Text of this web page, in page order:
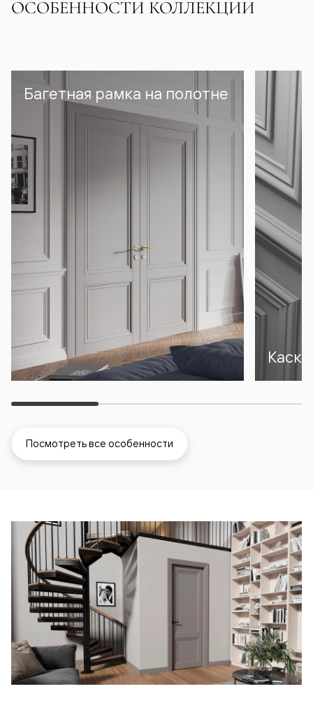
ОСОБЕННОСТИ КОЛЛЕКЦИИ
Багетная рамка на полотне
Посмотреть все особенности